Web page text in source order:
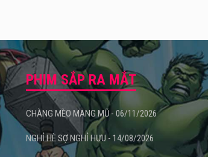
PHIM SẮP RA MẮT
CHÀNG MÈO MANG MŨ - 06/11/2026
NGHỈ HÈ SỢ NGHỈ HƯU - 14/08/2026